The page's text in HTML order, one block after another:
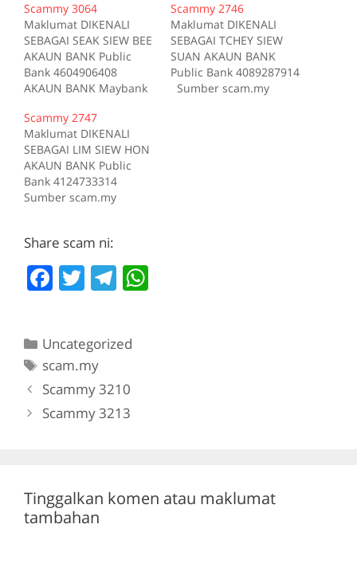
Scammy 3064
Maklumat DIKENALI
SEBAGAI SEAK SIEW BEE
AKAUN BANK Public
Bank 4604906408
AKAUN BANK Maybank
scam.my id:3064
Scammy 2746
Maklumat DIKENALI
SEBAGAI TCHEY SIEW
SUAN AKAUN BANK
Public Bank 4089287914
Sumber scam.my
Scammy 2747
Maklumat DIKENALI
SEBAGAI LIM SIEW HON
AKAUN BANK Public
Bank 4124733314
Sumber scam.my
Share scam ni:
F
e
b
o
T
er
T
gr
a
m
Categories
Uncategorized
Tags
scam.my
Scammy 3210
Scammy 3213
Tinggalkan komen atau maklumat
tambahan